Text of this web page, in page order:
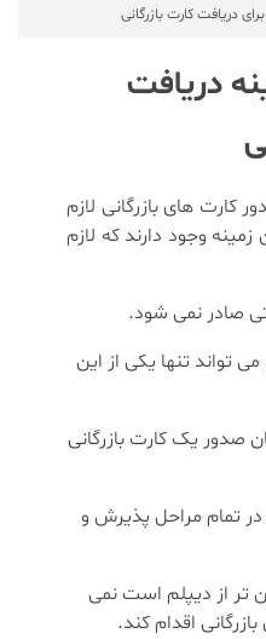
دریافت کارت بازرگانی
دریافت
کارت های بازرگانی لازم
وجود دارند که لازم
صادر نمی شود.
تنها یکی از این
صدور یک کارت بازرگانی
تمام مراحل پذیرش و
تر از دیپلم است نمی
اقدام کند.